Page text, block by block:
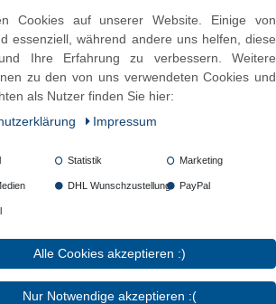
cm
Glykolbeimischung (max. 50%)
nur mit 70°C anzugeben)
Cookies auf unserer Website. Einige von
essenziell, während andere uns helfen, diese
Ihre Erfahrung zu verbessern. Weitere
zu den von uns verwendeten Cookies und
als Nutzer finden Sie hier:
Impressum
Statistik Marketing
DHL Wunschzustellung PayPal
Alle Cookies akzeptieren :)
Nur Notwendige akzeptieren :(